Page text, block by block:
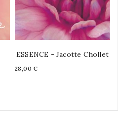
ESSENCE - Jacotte Chollet
Price
28,00 €